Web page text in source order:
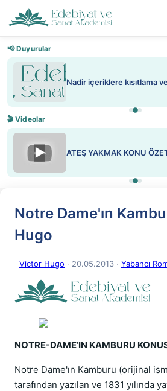
📢 Duyurular
Nadir içeriklere kısıtlama
🎬 Videolar
▶ ATEŞ YAKMAK KONU
Notre Dame'ın
Hugo
Victor Hugo · 20.05.2013 · Yabancı
NOTRE-DAME’IN KAMBURU
Notre Dame'ın Kamburu (orijinal
tarafından yazılan ve 1831 yılında